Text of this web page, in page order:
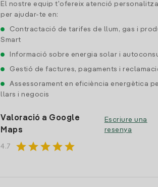
El nostre equip t'ofereix atenció
per ajudar-te en:
Contractació de tarifes de llum, gas i
Smart
Informació sobre energia solar i
Gestió de factures, pagaments i
Assessorament en eficiència energètica
llars i negocis
Valoració a Google
Maps
4.7 starstarstarstarstar
Escriure una
resenya